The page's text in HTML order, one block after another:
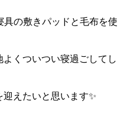
の敷きパッドと毛布を使
くついつい寝過ごしてし
えたいと思います✨